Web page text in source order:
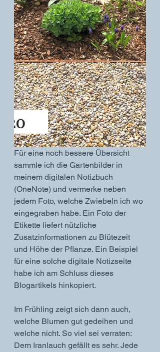
Für eine noch bessere Übersicht
sammle ich die Gartenbilder in
meinem digitalen Notizbuch
(OneNote) und vermerke neben
jedem Foto, welche Zwiebeln ich wo
eingegraben habe. Ein Foto der
Etikette liefert nützliche
Zusatzinformationen zu Blütezeit
und Höhe der Pflanze. Ein Beispiel
für eine solche digitale Notizseite
habe ich am Schluss dieses
Blogartikels hinkopiert.
Im Frühling zeigt sich dann auch,
welche Blumen gut gedeihen und
welche nicht. So viel sei verraten:
Dem Iranlauch gefällt es sehr. Jede